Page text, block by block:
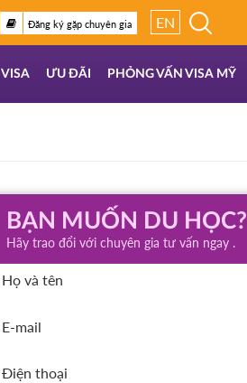
Đăng ký gặp chuyên gia EN
VISA ƯU ĐÃI PHỎNG VẤN VISA MỸ
BẠN MUỐN DU HỌC?
Hãy trao đổi với chuyên gia tư vấn ngay .
Họ và tên
E-mail
Điện thoại